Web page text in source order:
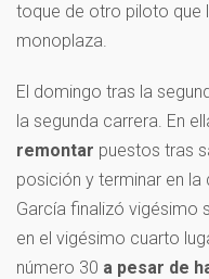
toque de otro piloto que
monoplaza.
El domingo tras la
la segunda carrera. En
remontar puestos tras
posición y terminar en
García finalizó vigésimo
en el vigésimo cuarto
número 30 a pesar de